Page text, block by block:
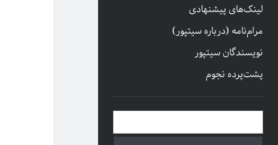
لینک‌های پیشنهادی
مرام‌نامه (درباره سیتپور)
نویسندگان سیتپور
پشت‌پرده نجوم
نوار
کناری